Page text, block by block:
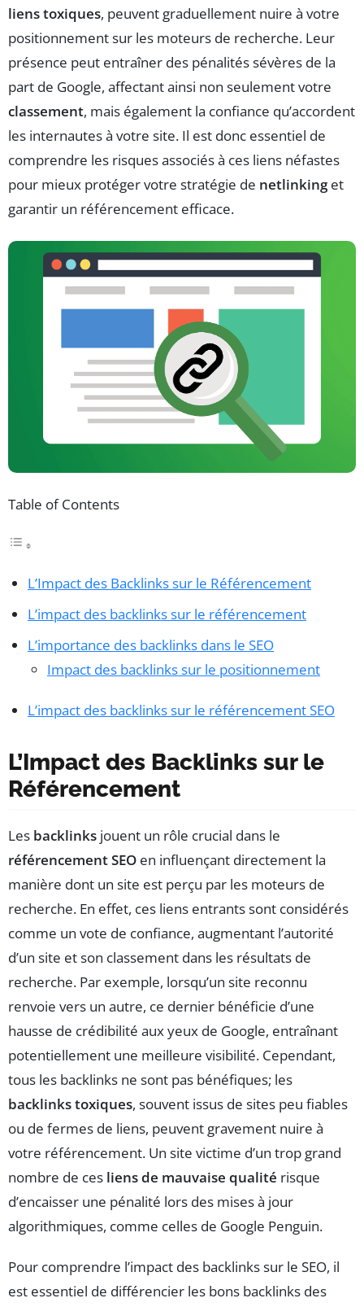
liens toxiques, peuvent graduellement nuire à votre
positionnement sur les moteurs de recherche. Leur
présence peut entraîner des pénalités sévères de la
part de Google, affectant ainsi non seulement votre
classement, mais également la confiance qu’accordent
les internautes à votre site. Il est donc essentiel de
comprendre les risques associés à ces liens néfastes
pour mieux protéger votre stratégie de netlinkinget
garantir un référencement efficace.
Table of Contents
L’Impact des Backlinks sur le Référencement
L’impact des backlinks sur le référencement
L’importance des backlinks dans le SEO
Impact des backlinks sur le positionnement
L’impact des backlinks sur le référencement SEO
L’Impact des Backlinks sur le
Référencement
Les backlinks jouent un rôle crucial dans le
référencement SEO en influençant directement la
manière dont un site est perçu par les moteurs de
recherche. En effet, ces liens entrants sont considérés
comme un vote de confiance, augmentant l’autorité
d’un site et son classement dans les résultats de
recherche. Par exemple, lorsqu’un site reconnu
renvoie vers un autre, ce dernier bénéficie d’une
hausse de crédibilité aux yeux de Google, entraînant
potentiellement une meilleure visibilité. Cependant,
tous les backlinks ne sont pas bénéfiques; les
backlinks toxiques, souvent issus de sites peu fiables
ou de fermes de liens, peuvent gravement nuire à
votre référencement. Un site victime d’un trop grand
nombre de ces liens de mauvaise qualité risque
d’encaisser une pénalité lors des mises à jour
algorithmiques, comme celles de Google Penguin.
Pour comprendre l’impact des backlinks sur le SEO, il
est essentiel de différencier les bons backlinks des